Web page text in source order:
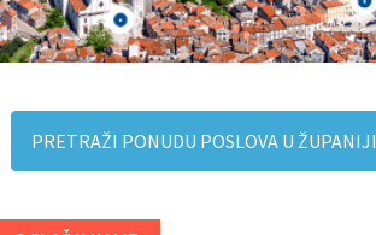
PRETRAŽI PONUDU POSLOVA U ŽUPANIJI